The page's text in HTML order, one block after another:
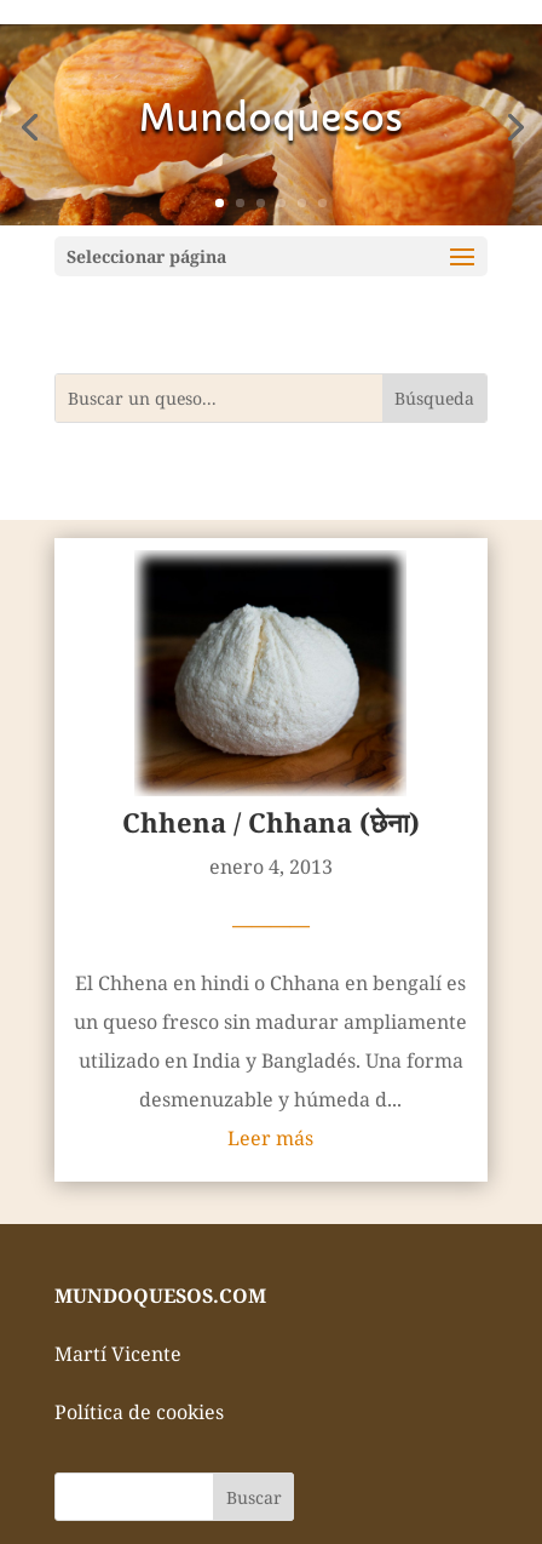
Mundoquesos
Seleccionar página
Chhena / Chhana (छेना)
enero 4, 2013
————
El Chhena en hindi o Chhana en bengalí es
un queso fresco sin madurar ampliamente
utilizado en India y Bangladés. Una forma
desmenuzable y húmeda d...
Leer más
MUNDOQUESOS.COM
Martí Vicente
Política de cookies